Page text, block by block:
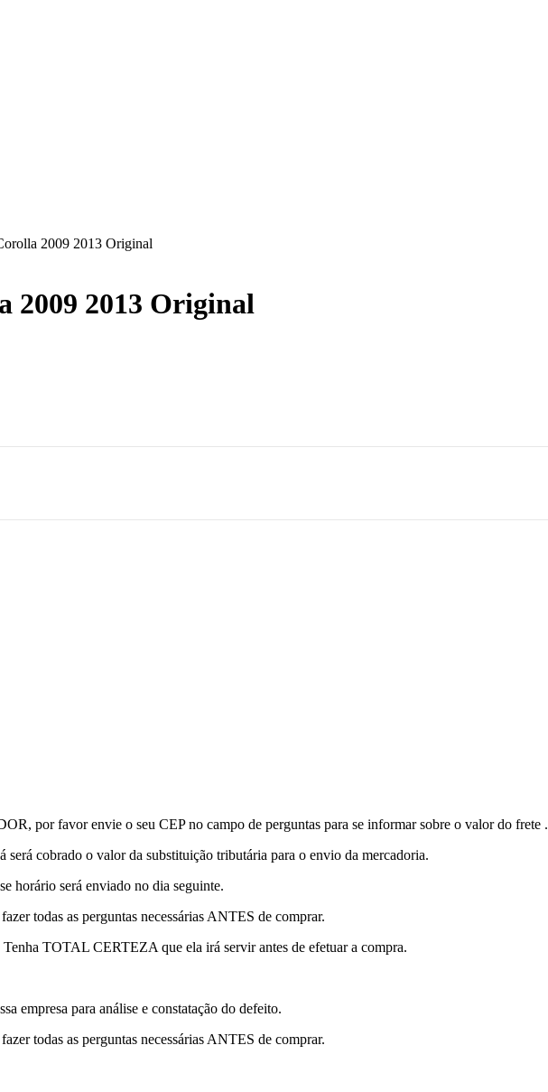
2009 2013 Original
2009 2013 Original
por favor envie o seu CEP no campo de perguntas para se informar sobre o valor do frete .
cobrado o valor da substituição tributária para o envio da mercadoria.
horário será enviado no dia seguinte.
todas as perguntas necessárias ANTES de comprar.
TOTAL CERTEZA que ela irá servir antes de efetuar a compra.
empresa para análise e constatação do defeito.
todas as perguntas necessárias ANTES de comprar.